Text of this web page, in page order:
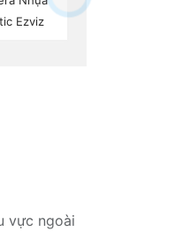
Ezviz
vực ngoài